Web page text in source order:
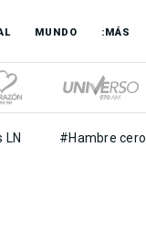
MUNDO :MÁS
LN #Hambre cero